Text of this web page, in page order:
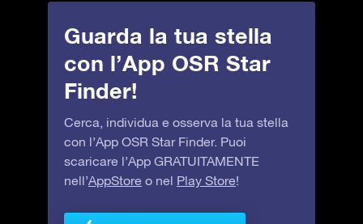
Guarda la tua stella
con l’App OSR Star
Finder!
Cerca, individua e osserva la tua stella
con l’App OSR Star Finder. Puoi
scaricare l’App GRATUITAMENTE
nell’AppStore o nel Play Store!